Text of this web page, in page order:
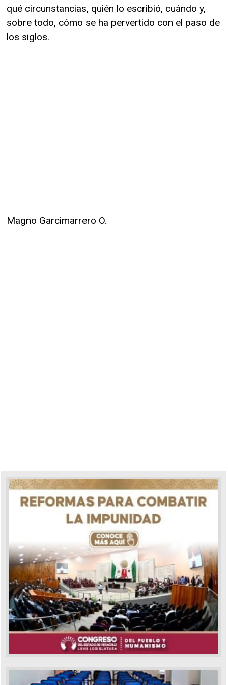
qué circunstancias, quién lo escribió, cuándo y,
sobre todo, cómo se ha pervertido con el paso de
los siglos.
Magno Garcimarrero O.